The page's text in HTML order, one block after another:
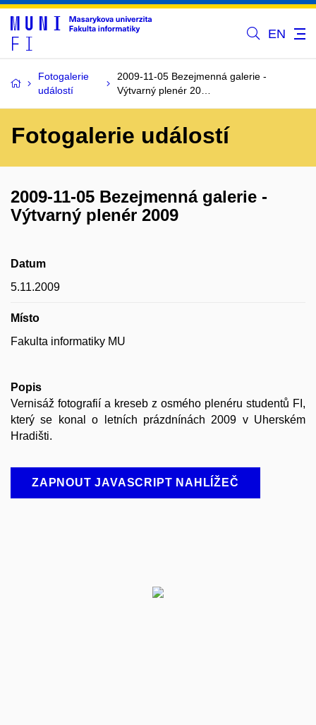
EN
Fotogalerie
událostí
2009-11-05 Bezejmenná galerie -
Výtvarný plenér 20…
Fotogalerie událostí
2009-11-05 Bezejmenná galerie -
Výtvarný plenér 2009
Datum
5.11.2009
Místo
Fakulta informatiky MU
Popis
Vernisáž fotografií a kreseb z osmého plenéru studentů FI,
který se konal o letních prázdnínách 2009 v Uherském
Hradišti.
ZAPNOUT JAVASCRIPT NAHLÍŽEČ